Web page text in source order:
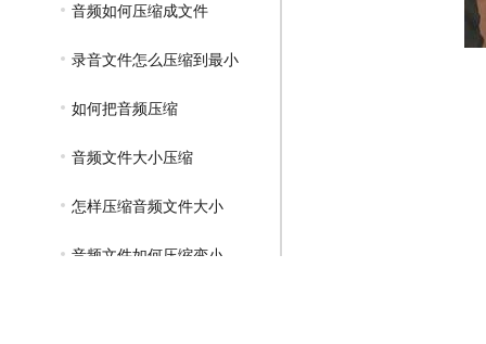
音频如何压缩成文件
录音文件怎么压缩到最小
如何把音频压缩
音频文件大小压缩
怎样压缩音频文件大小
音频文件如何压缩变小